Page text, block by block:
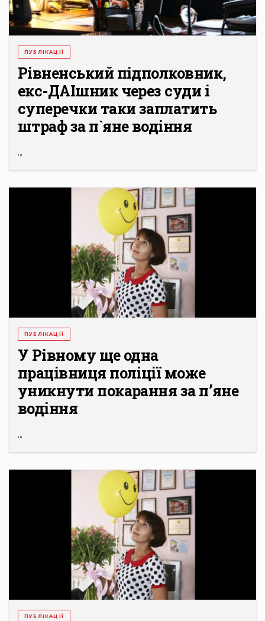
ПУБЛІКАЦІЇ
Рівненський підполковник,
екс-ДАІшник через суди і
суперечки таки заплатить
штраф за п`яне водіння
...
ПУБЛІКАЦІЇ
У Рівному ще одна
працівниця поліції може
уникнути покарання за п’яне
водіння
...
ПУБЛІКАЦІЇ